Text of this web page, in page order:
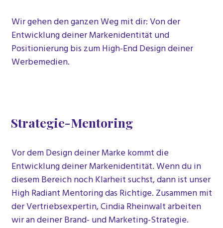
Wir gehen den ganzen Weg mit dir: Von der
Entwicklung deiner Markenidentität und
Positionierung bis zum High-End Design deiner
Werbemedien.
Strategie-Mentoring
Vor dem Design deiner Marke kommt die
Entwicklung deiner Markenidentität. Wenn du in
diesem Bereich noch Klarheit suchst, dann ist unser
High Radiant Mentoring das Richtige. Zusammen mit
der Vertriebsexpertin, Cindia Rheinwalt arbeiten
wir an deiner Brand- und Marketing-Strategie.